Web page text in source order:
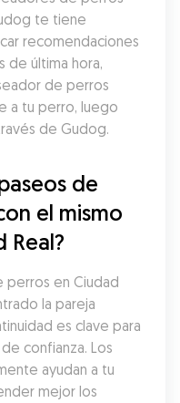
te tiene
recomendaciones
de última hora,
de perros
a tu perro, luego
de Gudog.
de
el mismo
Real?
perros en Ciudad
la pareja
es clave para
confianza. Los
ayudan a tu
mejor los